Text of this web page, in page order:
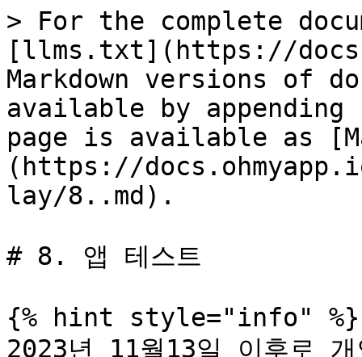
> For the complete
[llms.txt](https://
Markdown versions of
available by
page is available as
(https://
lay/8..md).
# 8. 앱 테스트
{% hint style="info" %}
2023년 11월13일 이후로